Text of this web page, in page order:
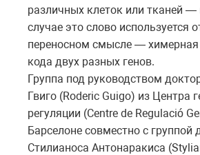
различных клеток или тканей
случае это слово используется
переносном смысле — химерная
кода двух разных генов.
Группа под руководством
Гвиго (Roderic Guigо) из Центра
регуляции (Centre de Regulació
Барселоне совместно с группой
Стилианоса Антонаракиса